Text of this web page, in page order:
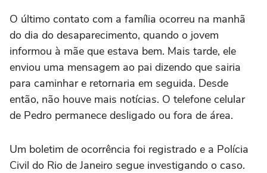
O último contato com a família ocorreu na manhã
do dia do desaparecimento, quando o jovem
informou à mãe que estava bem. Mais tarde, ele
enviou uma mensagem ao pai dizendo que sairia
para caminhar e retornaria em seguida. Desde
então, não houve mais notícias. O telefone celular
de Pedro permanece desligado ou fora de área.
Um boletim de ocorrência foi registrado e a Polícia
Civil do Rio de Janeiro segue investigando o caso.